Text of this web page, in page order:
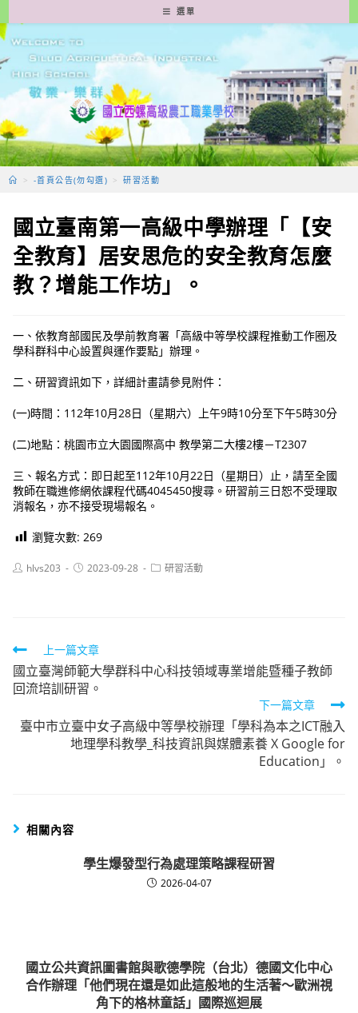
轉
至
要
容
選單
> -首頁公告(勿勾選) > 研習活動
國立臺南第一高級中學辦理「【安
全教育】居安思危的安全教育怎麼
教？增能工作坊」。
一、依教育部國民及學前教育署「高級中等學校課程推動工作圈及
學科群科中心設置與運作要點」辦理。
二、研習資訊如下，詳細計畫請參見附件：
(一)時間：112年10月28日（星期六）上午9時10分至下午5時30分
(二)地點：桃園市立大園國際高中 教學第二大樓2樓－T2307
三、報名方式：即日起至112年10月22日（星期日）止，請至全國
教師在職進修網依課程代碼4045450搜尋。研習前三日恕不受理取
消報名，亦不接受現場報名。
瀏覽次數: 269
Posthlvs203
Post2023-09-28
Post研習活動
Read
more
articles
上一篇文章
國立臺灣師範大學群科中心科技領域專業增能暨種子教師
回流培訓研習。
下一篇文章
臺中市立臺中女子高級中等學校辦理「學科為本之ICT融入
地理學科教學_科技資訊與媒體素養 X Google for
Education」。
相關內容
學生爆發型行為處理策略課程研習
2026-04-07
國立公共資訊圖書館與歌德學院（台北）德國文化中心
合作辦理「他們現在還是如此這般地的生活著～歐洲視
角下的格林童話」國際巡迴展